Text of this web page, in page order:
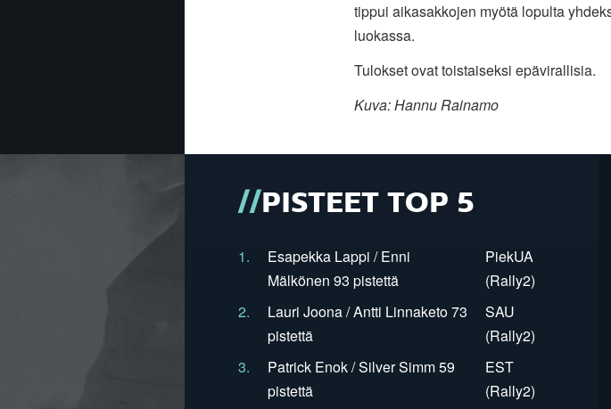
tippui aikasakkojen myötä lopulta
luokassa.
Tulokset ovat toistaiseksi epävirallisia.
Kuva: Hannu Rainamo
PISTEET TOP 5
1.
Esapekka Lappi / Enni
Mälkönen 93 pistettä
PiekUA
(Rally2)
2.
Lauri Joona / Antti Linnaketo 73
pistettä
SAU
(Rally2)
3.
Patrick Enok / Silver Simm 59
pistettä
EST
(Rally2)